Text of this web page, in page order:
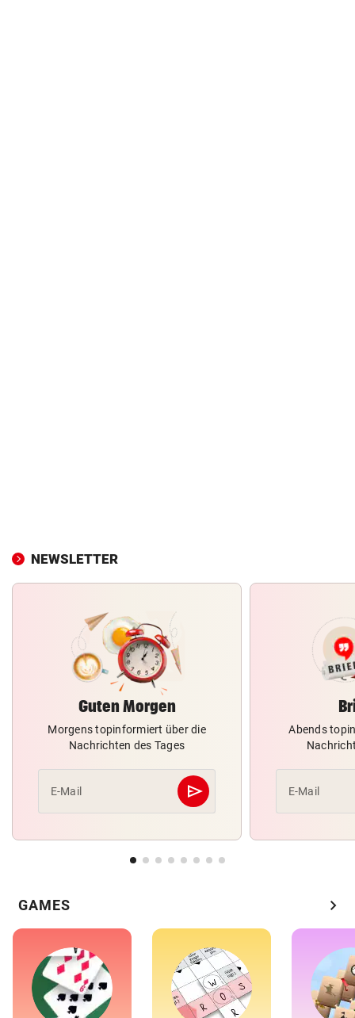
NEWSLETTER
Guten Morgen
Morgens topinformiert über die
Nachrichten des Tages
E-Mail send
Abschicken
Abends
E-Mail
GAMES chevron_right